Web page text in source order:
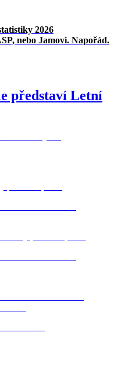
2026
nebo Jamovi. Napořád.
představí Letní